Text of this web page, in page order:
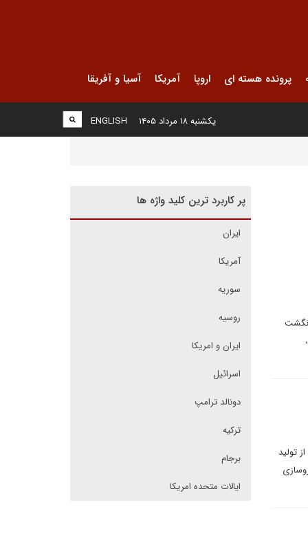
پرونده هسته ای اروپا آمریکا آسیا و آفریقا
ENGLISH یکشنبه ۱۸ مرداد ۱۴۰۵
تولید
خودروسازی
پر کاربرد ترین کلید واژه ها
ایران
آمریکا
سوریه
روسیه
ایران و امریکا
اسرائیل
دونالد ترامپ
ترکیه
برجام
ایالات متحده امریکا